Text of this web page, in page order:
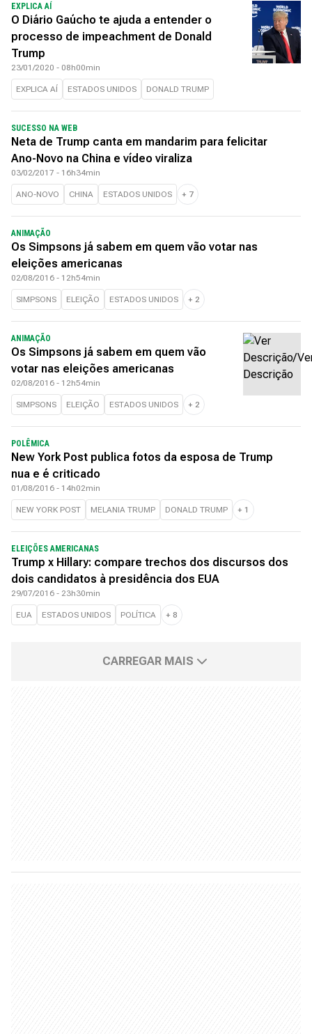
EXPLICA AÍ
O Diário Gaúcho te ajuda a entender o
processo de impeachment de Donald
Trump
23/01/2020 - 08h00min
EXPLICA AÍ ESTADOS UNIDOS DONALD TRUMP
SUCESSO NA WEB
Neta de Trump canta em mandarim para felicitar
Ano-Novo na China e vídeo viraliza
03/02/2017 - 16h34min
ANO-NOVO CHINA ESTADOS UNIDOS + 7
ANIMAÇÃO
Os Simpsons já sabem em quem vão votar nas
eleições americanas
02/08/2016 - 12h54min
SIMPSONS ELEIÇÃO ESTADOS UNIDOS + 2
ANIMAÇÃO
Os Simpsons já sabem em quem vão
votar nas eleições americanas
02/08/2016 - 12h54min
SIMPSONS ELEIÇÃO ESTADOS UNIDOS + 2
POLÊMICA
New York Post publica fotos da esposa de Trump
nua e é criticado
01/08/2016 - 14h02min
NEW YORK POST MELANIA TRUMP DONALD TRUMP + 1
ELEIÇÕES AMERICANAS
Trump x Hillary: compare trechos dos discursos dos
dois candidatos à presidência dos EUA
29/07/2016 - 23h30min
EUA ESTADOS UNIDOS POLÍTICA + 8
CARREGAR MAIS